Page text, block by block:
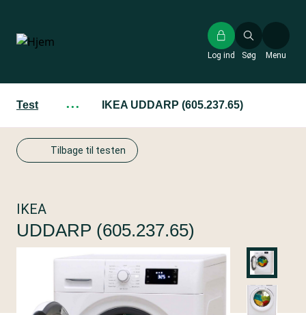
hovedindhold
Søg
Log ind Menu
Test ··· IKEA UDDARP (605.237.65)
Tilbage til testen
IKEA
UDDARP (605.237.65)